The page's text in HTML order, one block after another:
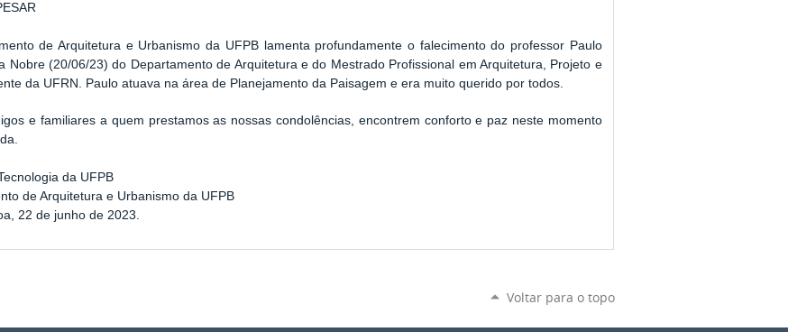
de Arquitetura e Urbanismo da UFPB lamenta profundamente o falecimento do professor Paulo
Nobre (20/06/23) do Departamento de Arquitetura e do Mestrado Profissional em Arquitetura, Projeto e
da UFRN. Paulo atuava na área de Planejamento da Paisagem e era muito querido por todos.
e familiares a quem prestamos as nossas condolências, encontrem conforto e paz neste momento
da UFPB
de Arquitetura e Urbanismo da UFPB
22 de junho de 2023.
Voltar para o topo